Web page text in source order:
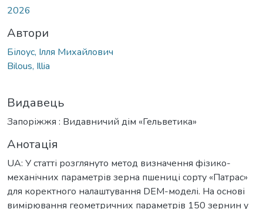
2026
Автори
Білоус, Ілля Михайлович
Bilous, Illia
Видавець
Запоріжжя : Видавничий дім «Гельветика»
Анотація
UA: У статті розглянуто метод визначення фізико-
механічних параметрів зерна пшениці сорту «Патрас»
для коректного налаштування DEM-моделі. На основі
вимірювання геометричних параметрів 150 зернин у